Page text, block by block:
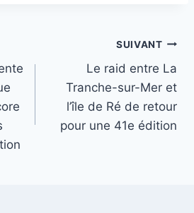
SUIVANT
Le raid entre La
Tranche-sur-Mer et
l’île de Ré de retour
pour une 41e édition